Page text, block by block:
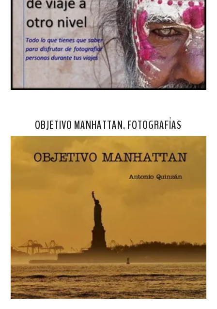
OBJETIVO MANHATTAN. FOTOGRAFÍAS